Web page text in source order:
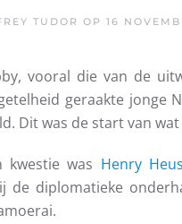
TUDOR OP 16
vooral die van de
geraakte jonge
Dit was de start van
kwestie was Henry
de diplomatieke